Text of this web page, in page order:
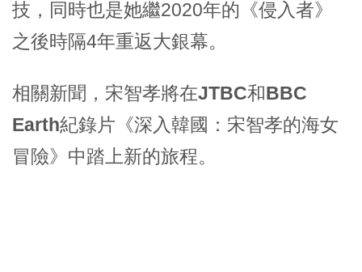
技，同時也是她繼2020年的《侵入者》
之後時隔4年重返大銀幕。
相關新聞，宋智孝將在JTBC和BBC
Earth紀錄片《深入韓國：宋智孝的海女
冒險》中踏上新的旅程。